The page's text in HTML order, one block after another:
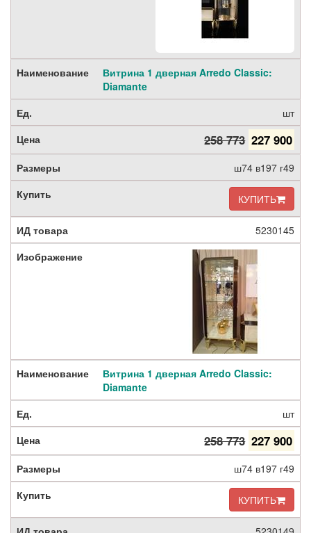
Витрина 1 дверная Arredo Classic:
Diamante
шт
258 773 227 900
ш74 в197 г49
КУПИТЬ
5230145
Витрина 1 дверная Arredo Classic:
Diamante
шт
258 773 227 900
ш74 в197 г49
КУПИТЬ